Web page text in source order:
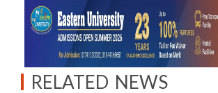
RELATED NEWS